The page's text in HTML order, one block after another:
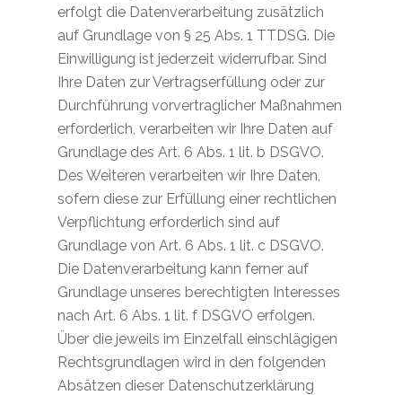
erfolgt die Datenverarbeitung zusätzlich
auf Grundlage von § 25 Abs. 1 TTDSG. Die
Einwilligung ist jederzeit widerrufbar. Sind
Ihre Daten zur Vertragserfüllung oder zur
Durchführung vorvertraglicher Maßnahmen
erforderlich, verarbeiten wir Ihre Daten auf
Grundlage des Art. 6 Abs. 1 lit. b DSGVO.
Des Weiteren verarbeiten wir Ihre Daten,
sofern diese zur Erfüllung einer rechtlichen
Verpflichtung erforderlich sind auf
Grundlage von Art. 6 Abs. 1 lit. c DSGVO.
Die Datenverarbeitung kann ferner auf
Grundlage unseres berechtigten Interesses
nach Art. 6 Abs. 1 lit. f DSGVO erfolgen.
Über die jeweils im Einzelfall einschlägigen
Rechtsgrundlagen wird in den folgenden
Absätzen dieser Datenschutzerklärung